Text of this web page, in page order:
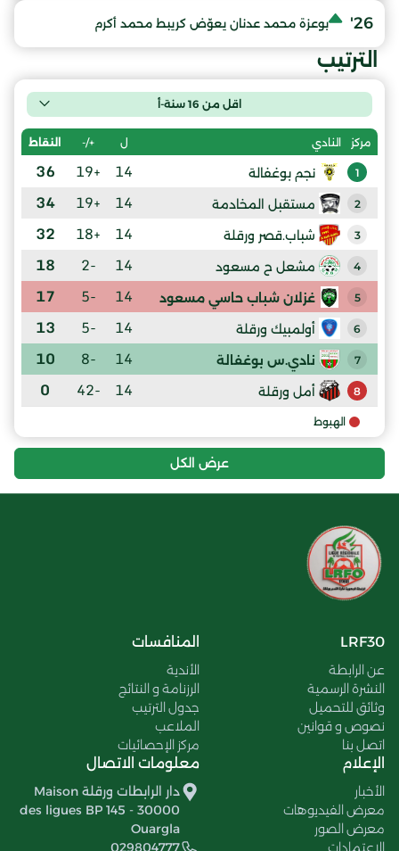
26' بوعزة محمد عدنان يعوّض كريبط محمد أكرم
الترتيب
اقل من 16 سنة-أ
مركز النادي ل +/- النقاط
1 نجم بوغفالة 14
+19
36
2 مستقبل المخادمة 14
+19
34
3 شباب.قصر ورقلة 14
+18
32
4 مشعل ح مسعود 14
-2
18
5 غزلان شباب حاسي مسعود 14
-5
17
6 أولمبيك ورقلة 14
-5
13
7 نادي.س بوغفالة 14
-8
10
8 أمل ورقلة 14
-42
0
الهبوط
عرض الكل
LRF30
عن الرابطة
النشرة الرسمية
وثائق للتحميل
نصوص و قوانين
اتصل بنا
المنافسات
الأندية
الرزنامة و النتائج
جدول الترتيب
الملاعب
مركز الإحصائيات
الإعلام
الأخبار
معرض الفيديوهات
معرض الصور
الإعتمادات
معلومات الاتصال
دار الرابطات ورقلة Maison
des ligues BP 145 - 30000
Ouargla
029804777